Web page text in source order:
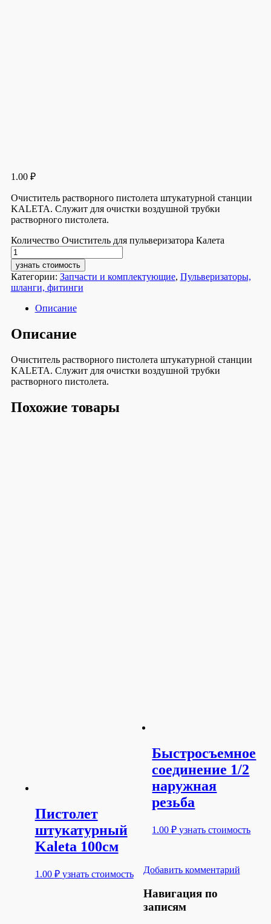
1.00 ₽
Очиститель растворного пистолета штукатурной станции
KALETA. Служит для очистки воздушной трубки
растворного пистолета.
Количество Очиститель для пульверизатора Калета
узнать стоимость
Категории: Запчасти и комплектующие, Пульверизаторы,
шланги, фитинги
Описание
Описание
Очиститель растворного пистолета штукатурной станции
KALETA. Служит для очистки воздушной трубки
растворного пистолета.
Похожие товары
Пистолет
штукатурный
Kaleta 100см
1.00 ₽ узнать стоимость
Быстросъемное
соединение 1/2
наружная
резьба
1.00₽ узнать стоимость
Добавить комментарий
Навигация по
записям